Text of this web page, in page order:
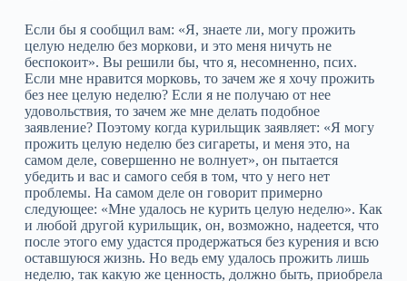
Если бы я сообщил вам: «Я, знаете ли, могу прожить
целую неделю без моркови, и это меня ничуть не
беспокоит». Вы решили бы, что я, несомненно, псих.
Если мне нравится морковь, то зачем же я хочу прожить
без нее целую неделю? Если я не получаю от нее
удовольствия, то зачем же мне делать подобное
заявление? Поэтому когда курильщик заявляет: «Я могу
прожить целую неделю без сигареты, и меня это, на
самом деле, совершенно не волнует», он пытается
убедить и вас и самого себя в том, что у него нет
проблемы. На самом деле он говорит примерно
следующее: «Мне удалось не курить целую неделю». Как
и любой другой курильщик, он, возможно, надеется, что
после этого ему удастся продержаться без курения и всю
оставшуюся жизнь. Но ведь ему удалось прожить лишь
неделю, так какую же ценность, должно быть, приобрела